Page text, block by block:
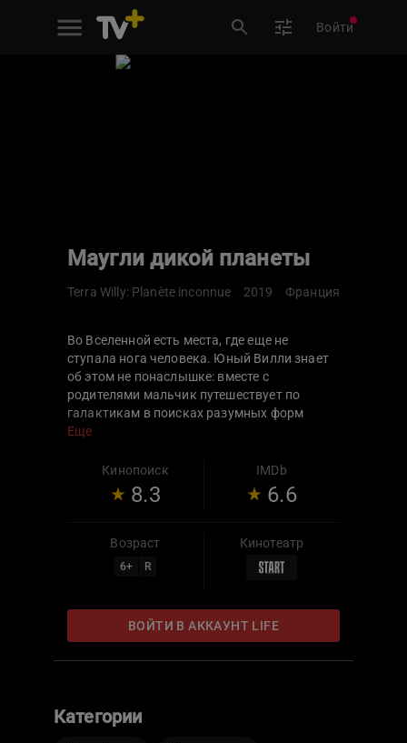
Войти
Маугли дикой планеты
Terra Willy: Planète inconnue 2019 Франция
Во Вселенной есть места, где еще не
ступала нога человека. Юный Вилли знает
об этом не понаслышке: вместе с
родителями мальчик путешествует по
галактикам в поисках разумных форм
жизни. Во время очередной экспедиции
взрослые успевают посадить сына в
спасательную капсулу. Он оказывается на
неизведанной планете с невероятной
продержаться в этом красивом, но опасном
Еще
Кинопоиск
8.3
IMDb
6.6
Возраст
6+ R
Кинотеатр
ВОЙТИ В АККАУНТ LIFE
Категории